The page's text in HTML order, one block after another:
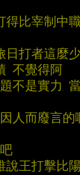
得比宰制中
日打者這麼
不覺得阿
不是實力
人而廢言的
說王打擊比